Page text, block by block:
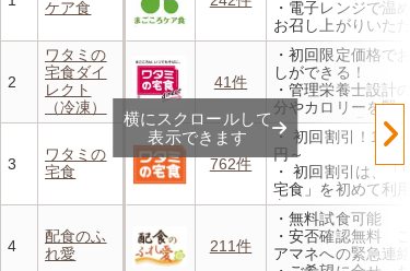
ケア食
・電子レンジで温
お召し上がりいただ
・メニューの組み
理栄養士にお任せ
・定期は通常価格
んと20％OFF！
2
ワタミの
宅食ダイ
レクト
（冷凍）
41件
・初回限定価格で
しができる！
・管理栄養士設計
分やカロリーを賢く
・レンジで温めるだ
使わず安全で片付
・豊富な献立で毎
飽きることなく楽
3
ワタミの
宅食
762件
・ 初回割引！1食
円～
・ 初回割引は、「
宅食」を初めて利用
方、または6か月以
お休みされている
なります。※「好
ず」「好い日の御
4
配食のふ
れ愛
211件
・無料試食可能
・安否確認無料 ご
アマネへの緊急連絡
横にスクロールして
表示できます